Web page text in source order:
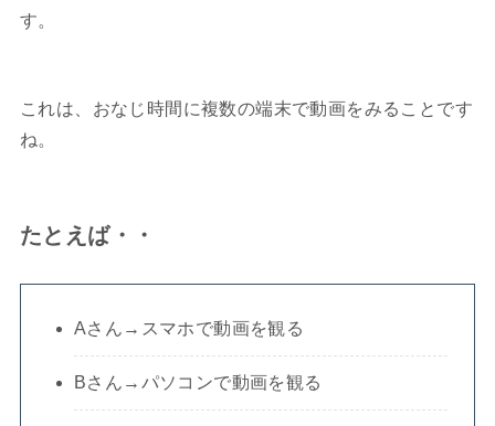
す。
これは、おなじ時間に複数の端末で動画をみることです
ね。
たとえば・・
Aさん→スマホで動画を観る
Bさん→パソコンで動画を観る